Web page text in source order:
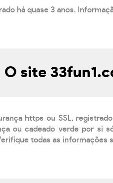
há quase 3 anos.
O site
https ou SSL,
ou cadeado verde por si
todas as informações